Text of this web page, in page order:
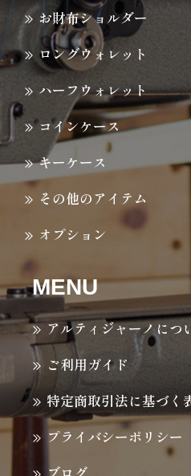
お財布ショルダー
ロングウォレット
ハーフウォレット
コインケース
キーケース
その他のアイテム
オプション
MENU
アルティジャーノにつ
ご利用ガイド
特定商取引法に基づく
プライバシーポリシー